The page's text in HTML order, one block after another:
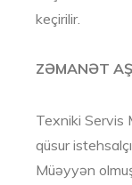
keçirilir.
ZƏMANƏT
Texniki Servis
qüsur
Müəyyən